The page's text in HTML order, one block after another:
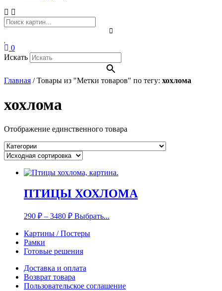
0
Искать
Главная /Товары из "Метки товаров" по тегу: хохлома
хохлома
Отображение единственного товара
ПТИЦЫ ХОХЛОМА
290 ₽ – 3480 ₽ Выбрать...
Картины / Постеры
Рамки
Готовые решения
Доставка и оплата
Возврат товара
Пользовательское соглашение